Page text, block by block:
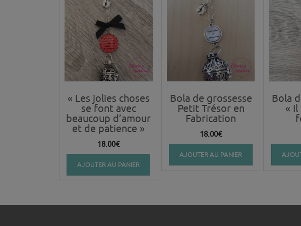
« Les jolies choses
se font avec
beaucoup d’amour
et de patience »
18.00€
AJOUTER AU PANIER
Bola de grossesse
Petit Trésor en
Fabrication
18.00€
AJOUTER AU PANIER
Bola
«